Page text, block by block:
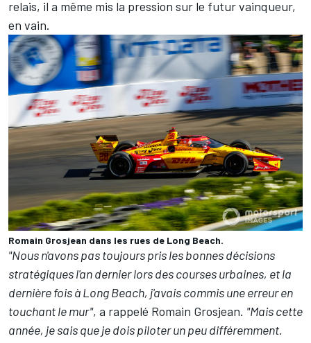
relais, il a même mis la pression sur le futur vainqueur,
en vain.
Romain Grosjean dans les rues de Long Beach.
"Nous n'avons pas toujours pris les bonnes décisions
stratégiques l'an dernier lors des courses urbaines, et la
dernière fois à Long Beach, j'avais commis une erreur en
touchant le mur", a rappelé Romain Grosjean. "Mais cette
année, je sais que je dois piloter un peu différemment.